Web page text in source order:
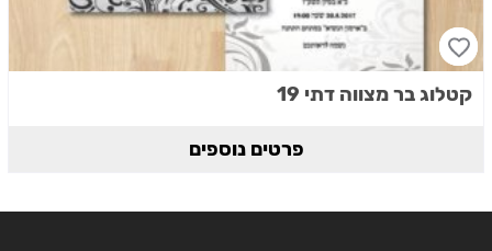
קטלוג בר מצווה דתי 19
פרטים נוספים